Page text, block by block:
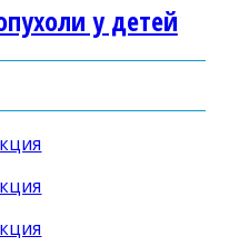
у детей